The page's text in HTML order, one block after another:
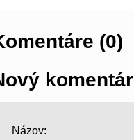
(0)
komentár
Názov: